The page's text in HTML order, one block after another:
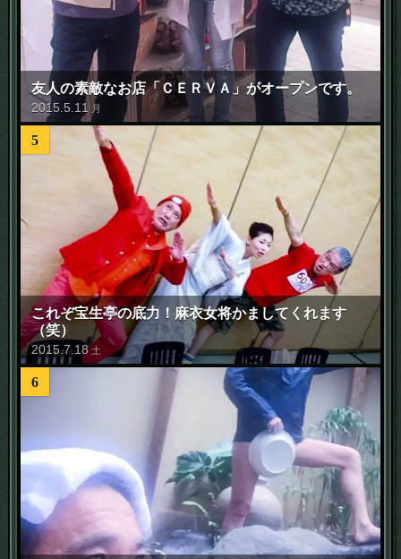
友人の素敵なお店「ＣＥＲＶＡ」がオープンです。
2015 5 11 月
5
これぞ宝生亭の底力！麻衣女将かましてくれます
（笑）
2015.7. 18 土
6